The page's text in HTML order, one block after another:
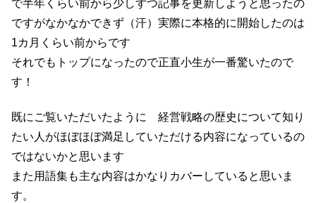
で半年くらい前から少しずつ記事を更新しようと思ったの
ですがなかなかできず（汗）実際に本格的に開始したのは
1カ月くらい前からです
それでもトップになったので正直小生が一番驚いたので
す！
既にご覧いただいたように 経営戦略の歴史について知り
たい人がほぼほぼ満足していただける内容になっているの
ではないかと思います
また用語集も主な内容はかなりカバーしていると思いま
す。